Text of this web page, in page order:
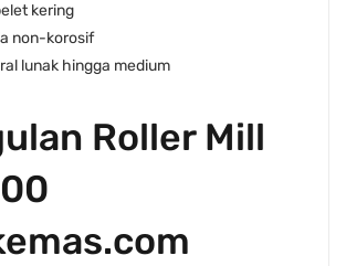
kering
non-korosif
lunak hingga medium
Roller Mill